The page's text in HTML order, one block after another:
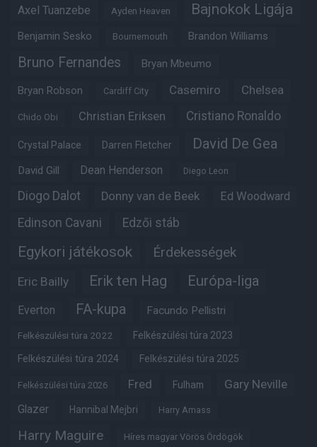
Axel Tuanzebe Ayden Heaven Bajnokok Ligája
Benjamin Sesko Bournemouth Brandon Williams
Bruno Fernandes Bryan Mbeumo
Bryan Robson Cardiff City Casemiro Chelsea
Chido Obi Christian Eriksen Cristiano Ronaldo
Crystal Palace Darren Fletcher David De Gea
David Gill Dean Henderson Diego Leon
Diogo Dalot Donny van de Beek Ed Woodward
Edinson Cavani Edzői stáb
Egykori játékosok Érdekességek
Eric Bailly Erik ten Hag Európa-liga
Everton FA-kupa Facundo Pellistri
Felkészülési túra 2022 Felkészülési túra 2023
Felkészülési túra 2024 Felkészülési túra 2025
Felkészülési túra 2026 Fred Fulham Gary Neville
Glazer Hannibal Mejbri Harry Amass
Harry Maguire Híres magyar Vörös Ördögök